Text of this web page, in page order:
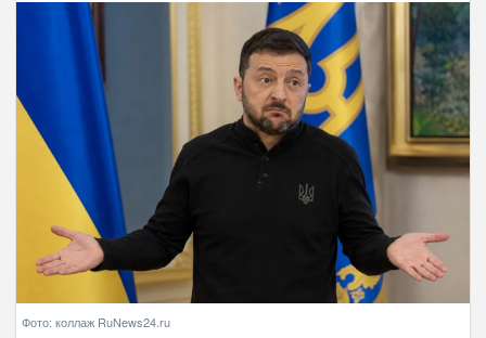
Фото: коллаж RuNews24.ru